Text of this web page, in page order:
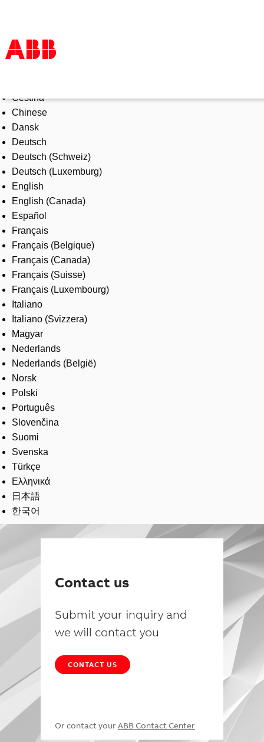
Products & Solutions
Industries
Services
About us
Where to buy
Contact us
Careers
Čeština
Chinese
Dansk
Deutsch
Deutsch (Schweiz)
Deutsch (Luxemburg)
English
English (Canada)
Español
Français
Français (Belgique)
Français (Canada)
Français (Suisse)
Français (Luxembourg)
Italiano
Italiano (Svizzera)
Magyar
Nederlands
Nederlands (België)
Norsk
Polski
Português
Slovenčina
Suomi
Svenska
Türkçe
Ελληνικά
日本語
한국어
Contact us
Submit your inquiry and
we will contact you
CONTACT US
Or contact your ABB Contact Center